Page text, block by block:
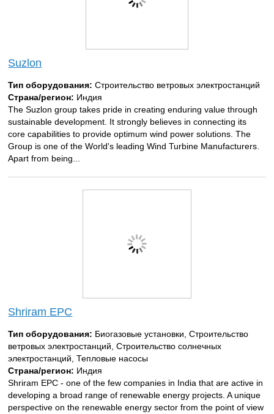
Suzlon
Тип оборудования:Строительство ветровых электростанций
Страна/регион: Индия
The Suzlon group takes pride in creating enduring value through
sustainable development. It strongly believes in connecting its
core capabilities to provide optimum wind power solutions. The
Group is one of the World's leading Wind Turbine Manufacturers.
Apart from being...
Shriram EPC
Тип оборудования: Биогазовые установки, Строительство
ветровых электростанций, Строительство солнечных
электростанций, Тепловые насосы
Страна/регион: Индия
Shriram EPC - one of the few companies in India that are active in
developing a broad range of renewable energy projects. A unique
perspective on the renewable energy sector from the point of view